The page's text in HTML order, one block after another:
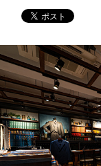
LIFESTYLE
COLUMN
MAGAZINE
ABOUT SITE